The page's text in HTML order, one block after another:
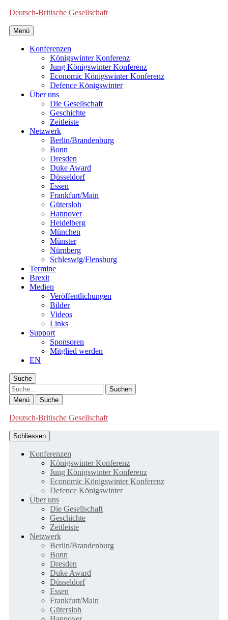
Deutsch-Britische Gesellschaft
Menü
Konferenzen
Königswinter Konferenz
Jung Königswinter Konferenz
Economic Königswinter Konferenz
Defence Königswinter
Über uns
Die Gesellschaft
Geschichte
Zeitleiste
Netzwerk
Berlin/Brandenburg
Bonn
Dresden
Duke Award
Düsseldorf
Essen
Frankfurt/Main
Gütersloh
Hannover
Heidelberg
München
Münster
Nürnberg
Schleswig/Flensburg
Termine
Brexit
Medien
Veröffentlichungen
Bilder
Videos
Links
Support
Sponsoren
Mitglied werden
EN
Suche
Suche
Menü Suche
Deutsch-Britische Gesellschaft
Schliessen
Konferenzen
Königswinter Konferenz
Jung Königswinter Konferenz
Economic Königswinter Konferenz
Defence Königswinter
Über uns
Die Gesellschaft
Geschichte
Zeitleiste
Netzwerk
Berlin/Brandenburg
Bonn
Dresden
Duke Award
Düsseldorf
Essen
Frankfurt/Main
Gütersloh